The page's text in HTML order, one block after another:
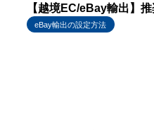
【越境EC/eBay輸出】
eBay輸出の設定方法